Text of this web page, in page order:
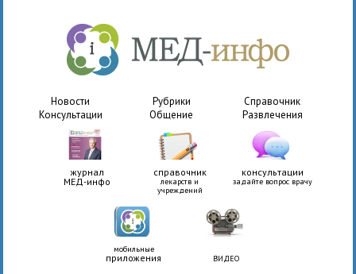
Новости Рубрики
Справочник
Консультации
Общение Развлечения
журнал
МЕД-инфо
справочник
лекарств и
учреждений
консультации
задайте вопрос врачу
мобильные
приложения ВИДЕО